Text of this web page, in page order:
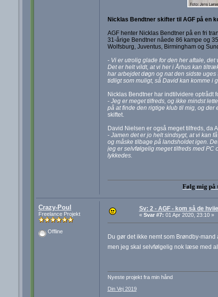
Nicklas Bendtner skifter til AGF på en
AGF henter Nicklas Bendtner på en fri
31-årige Bendtner nåede 86 kampe og
Wolfsburg, Juventus, Birmingham og
- Vi er utrolig glade for den her aftale,
Det er helt vildt, at vi her i Århus kan
har arbejdet døgn og nat den sidste
tidligt som muligt, så David kan komme i
Nicklas Bendtner har indtilvidere optrådt
- Jeg er meget tilfreds, og ikke mindst
på at finde den rigtige klub til mig, og der
skiftet.
David Nielsen er også meget tilfreds, da
- Jamen det er jo helt sindsygt, at vi kan
og måske tilbage på landsholdet igen.
jeg er selvfølgelig meget tilfreds med PC
lykkedes.
Følg mig på
Crazy-Poul
Freelance Projekt
Offline
Sv: 2 - AGF - kom så de
« Svar #7: 01 Apr 2020, 23:10 »
Du gør det ikke nemt som Brøndby-
men jeg skal selvfølgelig nok læse med
Nyeste projekt fra min hånd
Din Vej 2019